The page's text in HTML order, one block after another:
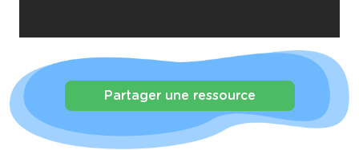
Partager une ressource